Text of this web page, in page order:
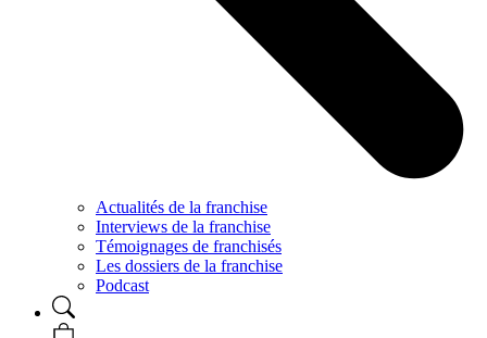
Actualités de la franchise
Interviews de la franchise
Témoignages de franchisés
Les dossiers de la franchise
Podcast